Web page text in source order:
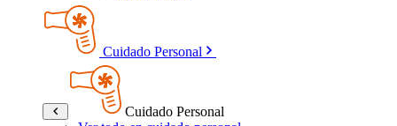
Cuidado Personal
Cuidado Personal